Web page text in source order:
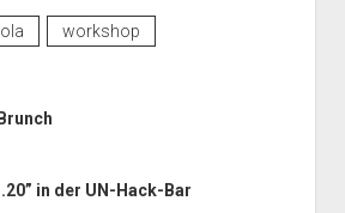
werden
workshop
in der UN-Hack-Bar